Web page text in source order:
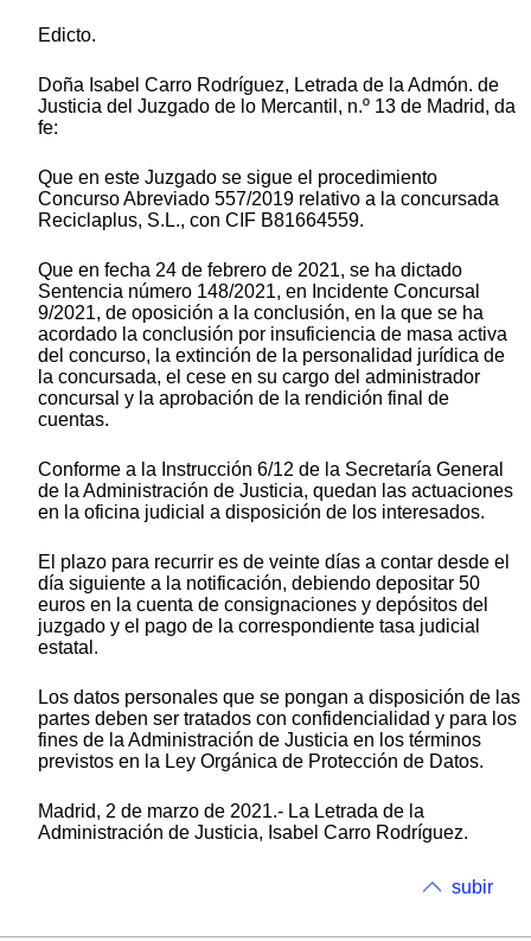
Edicto.
Doña Isabel Carro Rodríguez, Letrada de la Admón. de
Justicia del Juzgado de lo Mercantil, n.º 13 de Madrid, da
fe:
Que en este Juzgado se sigue el procedimiento
Concurso Abreviado 557/2019 relativo a la concursada
Reciclaplus, S.L., con CIF B81664559.
Que en fecha 24 de febrero de 2021, se ha dictado
Sentencia número 148/2021, en Incidente Concursal
9/2021, de oposición a la conclusión, en la que se ha
acordado la conclusión por insuficiencia de masa activa
del concurso, la extinción de la personalidad jurídica de
la concursada, el cese en su cargo del administrador
concursal y la aprobación de la rendición final de
cuentas.
Conforme a la Instrucción 6/12 de la Secretaría General
de la Administración de Justicia, quedan las actuaciones
en la oficina judicial a disposición de los interesados.
El plazo para recurrir es de veinte días a contar desde el
día siguiente a la notificación, debiendo depositar 50
euros en la cuenta de consignaciones y depósitos del
juzgado y el pago de la correspondiente tasa judicial
estatal.
Los datos personales que se pongan a disposición de las
partes deben ser tratados con confidencialidad y para los
fines de la Administración de Justicia en los términos
previstos en la Ley Orgánica de Protección de Datos.
Madrid, 2 de marzo de 2021.- La Letrada de la
Administración de Justicia, Isabel Carro Rodríguez.
subir